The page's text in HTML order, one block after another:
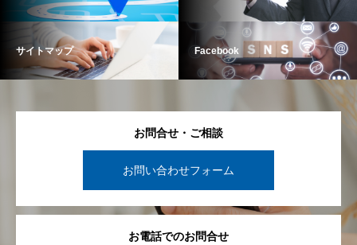
サイトマップ Facebook
お問合せ・ご相談
お問い合わせフォーム
お電話でのお問合せ